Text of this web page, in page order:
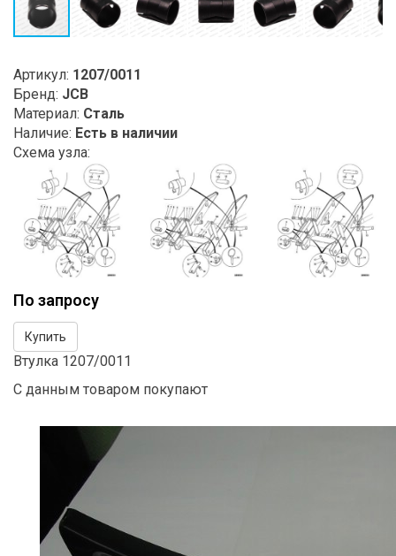
Артикул: 1207/0011
Бренд: JCB
Материал: Сталь
Наличие: Есть в наличии
Схема узла:
По запросу
Купить
Втулка 1207/0011
С данным товаром покупают